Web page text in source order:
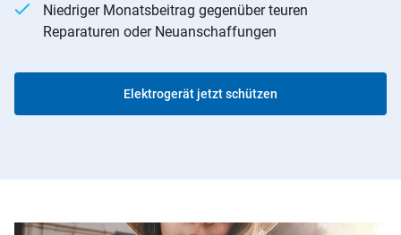
Niedriger Monatsbeitrag gegenüber teuren
Reparaturen oder Neuanschaffungen
Elektrogerät jetzt schützen